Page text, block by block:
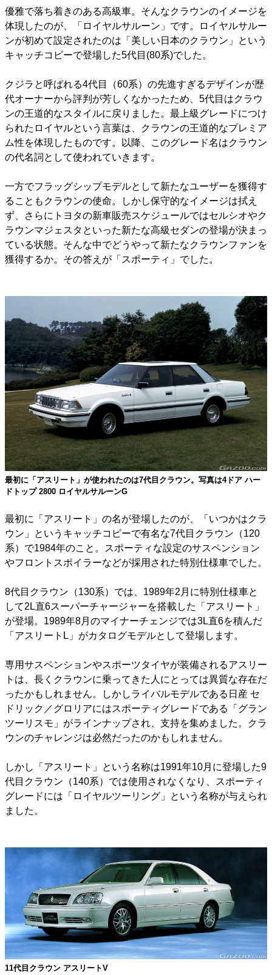
優雅で落ち着きのある高級車。そんなクラウンのイメージを
体現したのが、「ロイヤルサルーン」です。ロイヤルサルー
ンが初めて設定されたのは「美しい日本のクラウン」という
キャッチコピーで登場した5代目(80系)でした。
クジラと呼ばれる4代目（60系）の先進すぎるデザインが歴
代オーナーから評判が芳しくなかったため、5代目はクラウ
ンの王道的なスタイルに戻りました。最上級グレードにつけ
られたロイヤルという言葉は、クラウンの王道的なプレミア
ム性を体現したものです。以降、このグレード名はクラウン
の代名詞として使われていきます。
一方でフラッグシップモデルとして新たなユーザーを獲得す
ることもクラウンの使命。しかし保守的なイメージは拭え
ず、さらにトヨタの新車販売スケジュールではセルシオやク
ラウンマジェスタといった新たな高級セダンの登場が決まっ
ている状態。そんな中でどうやって新たなクラウンファンを
獲得するか。その答えが「スポーティ」でした。
最初に「アスリート」が使われたのは7代目クラウン。写真は4ドア ハー
ドトップ 2800 ロイヤルサルーンG
最初に「アスリート」の名が登場したのが、「いつかはクラ
ウン」というキャッチコピーで有名な7代目クラウン（120
系）で1984年のこと。スポーティな設定のサスペンション
やフロントスポイラーなどが採用された特別仕様車でした。
8代目クラウン（130系）では、1989年2月に特別仕様車と
して2L直6スーパーチャージャーを搭載した「アスリート」
が登場。1989年8月のマイナーチェンジでは3L直6を積んだ
「アスリートL」がカタログモデルとして登場します。
専用サスペンションやスポーツタイヤが装備されるアスリー
トは、長くクラウンに乗ってきた人にとっては異質な存在だ
ったかもしれません。しかしライバルモデルである日産 セ
ドリック／グロリアにはスポーティグレードである「グラン
ツーリスモ」がラインナップされ、支持を集めました。クラ
ウンのチャレンジは必然だったのかもしれません。
しかし「アスリート」という名称は1991年10月に登場した9
代目クラウン（140系）では使用されなくなり、スポーティ
グレードには「ロイヤルツーリング」という名称が与えられ
ました。
11代目クラウン アスリートV